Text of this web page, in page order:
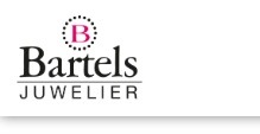
Inhalt
springen